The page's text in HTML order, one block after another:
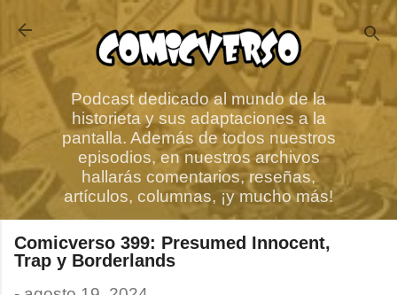
Ir al contenido principal
Podcast dedicado al mundo de la
historieta y sus adaptaciones a la
pantalla. Además de todos nuestros
episodios, en nuestros archivos
hallarás comentarios, reseñas,
artículos, columnas, ¡y mucho más!
Comicverso 399: Presumed Innocent,
Trap y Borderlands